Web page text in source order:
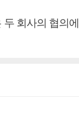
회사의 협의